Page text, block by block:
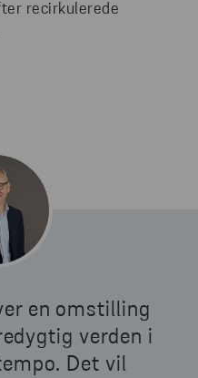
recirkulerede
en omstilling
verden i
Det vil